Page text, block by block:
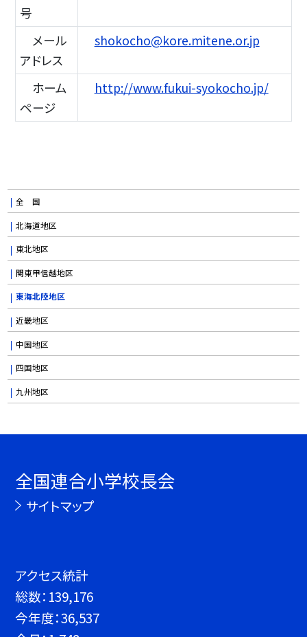
号
メール
アドレス
shokocho@kore.mitene.or.jp
ホーム
ページ
http://www.fukui-syokocho.jp/
全 国
北海道地区
東北地区
関東甲信越地区
東海北陸地区
近畿地区
中国地区
四国地区
九州地区
全国連合小学校長会
サイトマップ
アクセス統計
総数： 139,176
今年度：36,537